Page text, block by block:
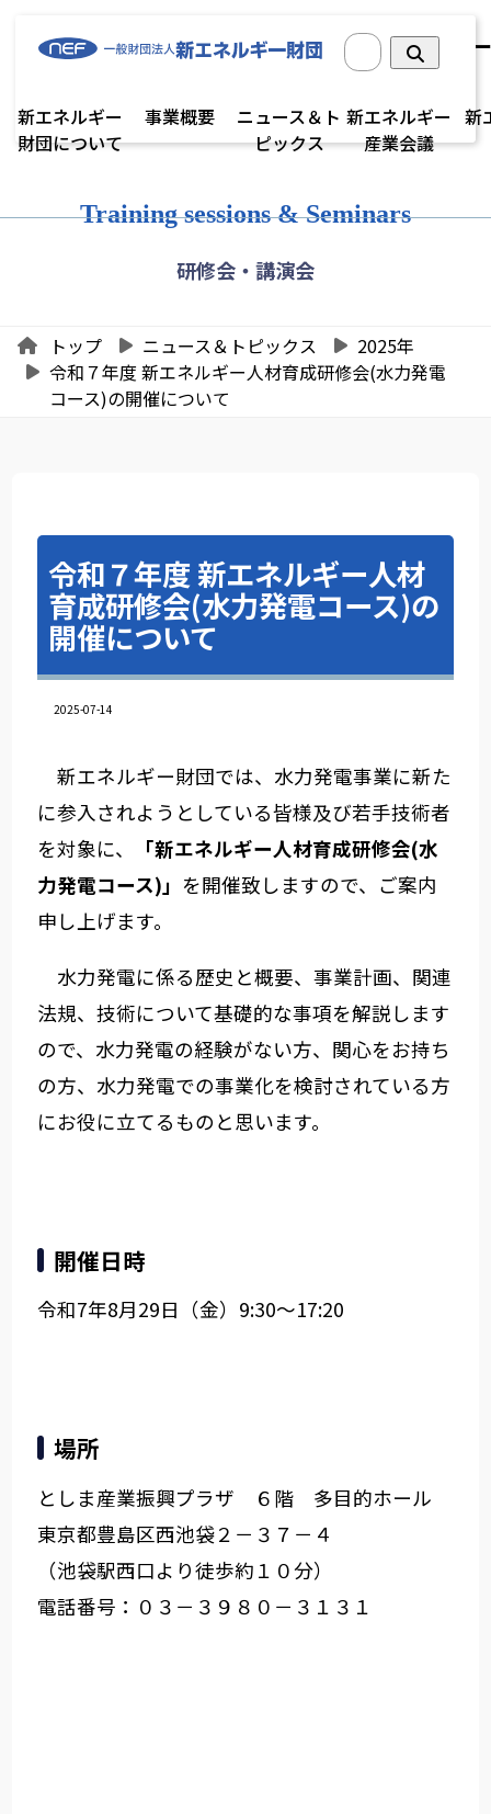
新エネルギー
財団について
事業概要
ニュース＆ト
ピックス
新エネルギー
産業会議
新
Training sessions & Seminars
研修会・講演会
トップ ニュース＆トピックス
2025年
令和７年度 新エネルギー人材育成研修会(水力発電
コース)の開催について
令和７年度 新エネルギー人材
育成研修会(水力発電コース)の
開催について
2025-07-14
新エネルギー財団では、水力発電事業に新た
に参入されようとしている皆様及び若手技術者
を対象に、
「新エネルギー人材育成研修会(水
力発電コース)」 を開催致しますので、ご案内
申し上げます。
水力発電に係る歴史と概要、事業計画、関連
法規、技術について基礎的な事項を解説します
ので、水力発電の経験がない方、関心をお持ち
の方、水力発電での事業化を検討されている方
にお役に立てるものと思います。
開催日時
令和7年8月29日（金）9:30～17:20
場所
としま産業振興プラザ ６階 多目的ホール
東京都豊島区西池袋２－３７－４
（池袋駅西口より徒歩約１０分）
電話番号：０３－３９８０－３１３１